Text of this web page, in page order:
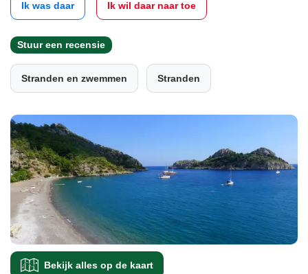
Ik was daar Ik wil daar naar toe
Stuur een recensie
Stranden en zwemmen Stranden
Bekijk alles op de kaart